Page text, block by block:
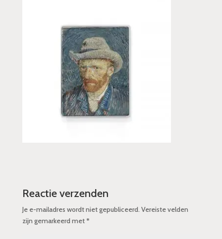
Reactie verzenden
Je e-mailadres wordt niet gepubliceerd. Vereiste velden
zijn gemarkeerd met*